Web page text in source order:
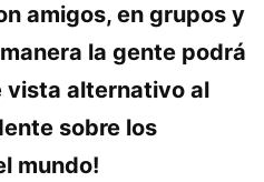
amigos, en grupos y
la gente podrá
vista alternativo al
sobre los
mundo!